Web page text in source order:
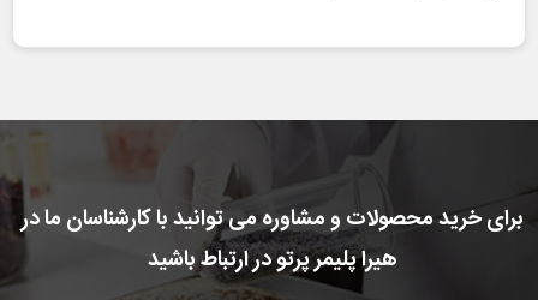
برای خرید محصولات و مشاوره می توانید با کارشناسان ما در
هیرا پلیمر پرتو در ارتباط باشید